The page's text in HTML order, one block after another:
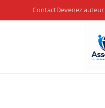
ContactDevenez auteur